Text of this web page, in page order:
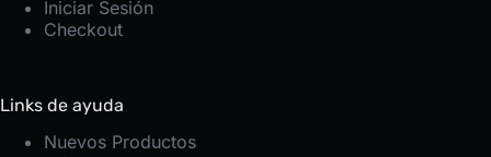
Iniciar Sesión
Checkout
Links de ayuda
Nuevos Productos